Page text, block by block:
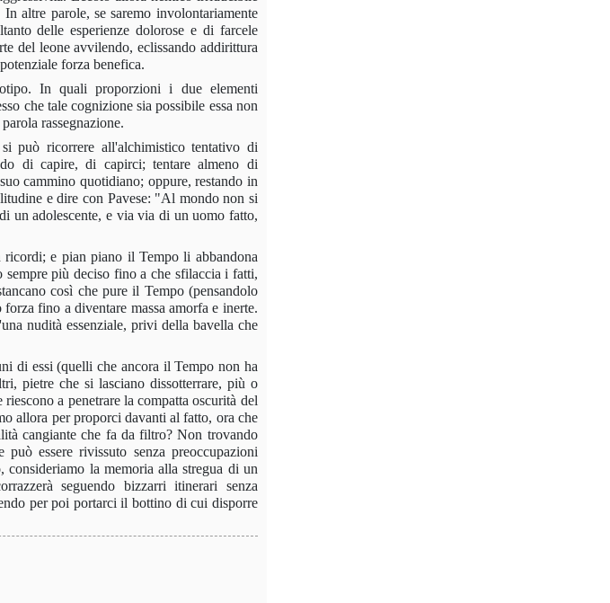
altre parole, se saremo involontariamente
delle esperienze dolorose e di farcele
del leone avvilendo, eclissando addirittura
forza benefica.
In quali proporzioni i due elementi
che tale cognizione sia possibile essa non
rassegnazione.
può ricorrere all'alchimistico tentativo di
di capire, di capirci; tentare almeno di
cammino quotidiano; oppure, restando in
e dire con Pavese: "Al mondo non si
un adolescente, e via via di un uomo fatto,
ricordi; e pian piano il Tempo li abbandona
più deciso fino a che sfilaccia i fatti,
così che pure il Tempo (pensandolo
fino a diventare massa amorfa e inerte.
nudità essenziale, privi della bavella che
di essi (quelli che ancora il Tempo non ha
pietre che si lasciano dissotterrare, più o
a penetrare la compatta oscurità del
allora per proporci davanti al fatto, ora che
cangiante che fa da filtro? Non trovando
essere rivissuto senza preoccupazioni
consideriamo la memoria alla stregua di un
seguendo bizzarri itinerari senza
per poi portarci il bottino di cui disporre